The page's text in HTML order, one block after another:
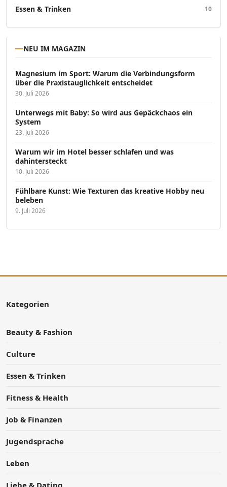
Essen & Trinken 10
NEU IM MAGAZIN
Magnesium im Sport: Warum die Verbindungsform
über die Praxistauglichkeit entscheidet
30. Juli 2026
Unterwegs mit Baby: So wird aus Gepäckchaos ein
System
23. Juli 2026
Warum wir im Hotel besser schlafen und was
dahintersteckt
10. Juli 2026
Fühlbare Kunst: Wie Texturen das kreative Hobby neu
beleben
9. Juli 2026
Kategorien
Beauty & Fashion
Culture
Essen & Trinken
Fitness & Health
Job & Finanzen
Jugendsprache
Leben
Liebe & Dating